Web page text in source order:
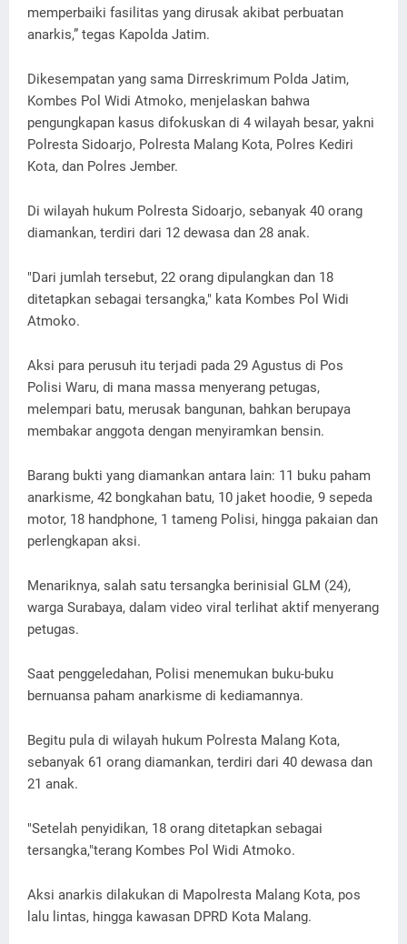
memperbaiki fasilitas yang dirusak akibat perbuatan
anarkis,” tegas Kapolda Jatim.
Dikesempatan yang sama Dirreskrimum Polda Jatim,
Kombes Pol Widi Atmoko, menjelaskan bahwa
pengungkapan kasus difokuskan di 4 wilayah besar, yakni
Polresta Sidoarjo, Polresta Malang Kota, Polres Kediri
Kota, dan Polres Jember.
Di wilayah hukum Polresta Sidoarjo, sebanyak 40 orang
diamankan, terdiri dari 12 dewasa dan 28 anak.
"Dari jumlah tersebut, 22 orang dipulangkan dan 18
ditetapkan sebagai tersangka," kata Kombes Pol Widi
Atmoko.
Aksi para perusuh itu terjadi pada 29 Agustus di Pos
Polisi Waru, di mana massa menyerang petugas,
melempari batu, merusak bangunan, bahkan berupaya
membakar anggota dengan menyiramkan bensin.
Barang bukti yang diamankan antara lain: 11 buku paham
anarkisme, 42 bongkahan batu, 10 jaket hoodie, 9 sepeda
motor, 18 handphone, 1 tameng Polisi, hingga pakaian dan
perlengkapan aksi.
Menariknya, salah satu tersangka berinisial GLM (24),
warga Surabaya, dalam video viral terlihat aktif menyerang
petugas.
Saat penggeledahan, Polisi menemukan buku-buku
bernuansa paham anarkisme di kediamannya.
Begitu pula di wilayah hukum Polresta Malang Kota,
sebanyak 61 orang diamankan, terdiri dari 40 dewasa dan
21 anak.
"Setelah penyidikan, 18 orang ditetapkan sebagai
tersangka,"terang Kombes Pol Widi Atmoko.
Aksi anarkis dilakukan di Mapolresta Malang Kota, pos
lalu lintas, hingga kawasan DPRD Kota Malang.